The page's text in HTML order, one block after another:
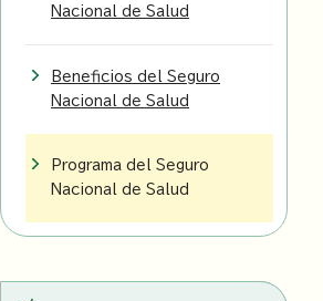
Nacional de Salud
Beneficios del Seguro
Nacional de Salud
Programa del Seguro
Nacional de Salud